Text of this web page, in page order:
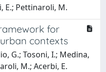
E.; Pettinaroli, M.
for
contexts
G.; Tosoni, I.; Medina,
M.; Acerbi, E.